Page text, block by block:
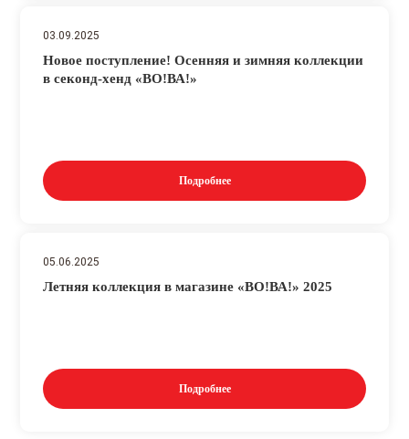
03.09.2025
Новое поступление! Осенняя и зимняя коллекции
в секонд-хенд «ВО!ВА!»
Подробнее
05.06.2025
Летняя коллекция в магазине «ВО!ВА!» 2025
Подробнее